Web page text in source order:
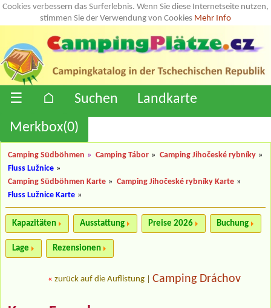
Cookies verbessern das Surferlebnis. Wenn Sie diese Internetseite nutzen,
stimmen Sie der Verwendung von Cookies Mehr Info
☰ ⌂ Suchen
Landkarte
Merkbox(0)
Camping Südböhmen » Camping Tábor » Camping Jihočeské rybníky »
Fluss Lužnice »
Camping Südböhmen Karte » Camping Jihočeské rybníky Karte »
Fluss Lužnice Karte »
Kapazitäten Ausstattung Preise 2026 Buchung
Lage Rezensionen
« zurück auf die Auflistung Camping Dráchov